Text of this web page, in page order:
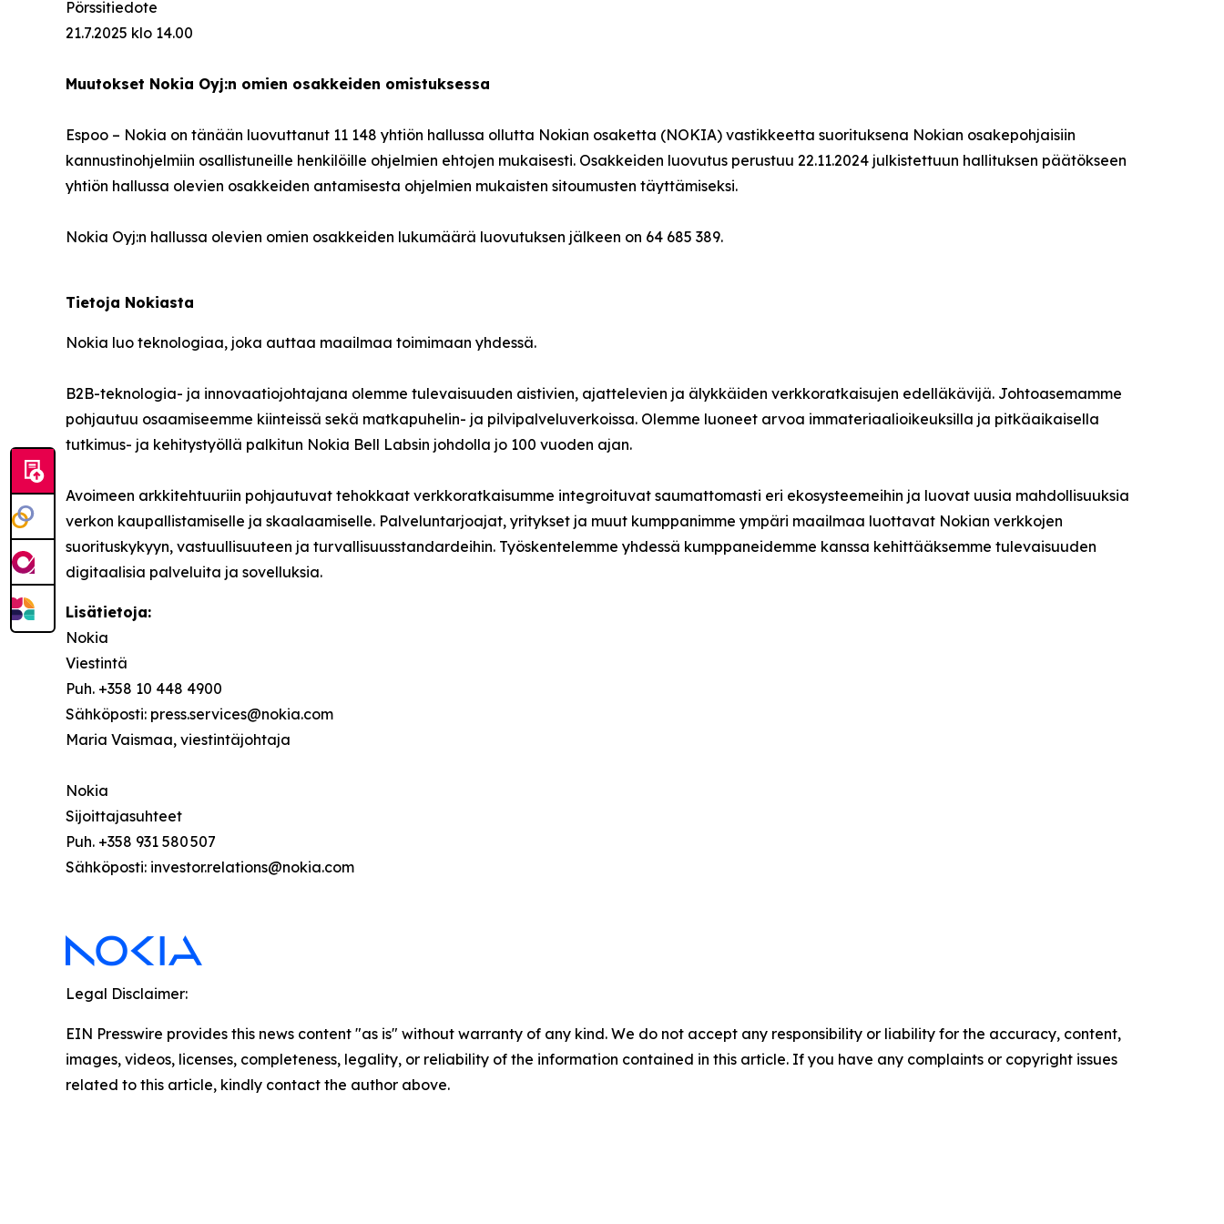
Pörssitiedote
21.7.2025 klo 14.00
Muutokset Nokia Oyj:n omien osakkeiden omistuksessa
Espoo – Nokia on tänään luovuttanut 11 148 yhtiön hallussa ollutta Nokian osaketta (NOKIA) vastikkeetta suorituksena Nokian osakepohjaisiin
kannustinohjelmiin osallistuneille henkilöille ohjelmien ehtojen mukaisesti. Osakkeiden luovutus perustuu 22.11.2024 julkistettuun hallituksen päätökseen
yhtiön hallussa olevien osakkeiden antamisesta ohjelmien mukaisten sitoumusten täyttämiseksi.
Nokia Oyj:n hallussa olevien omien osakkeiden lukumäärä luovutuksen jälkeen on 64 685 389.
Tietoja Nokiasta
Nokia luo teknologiaa, joka auttaa maailmaa toimimaan yhdessä.
B2B-teknologia- ja innovaatiojohtajana olemme tulevaisuuden aistivien, ajattelevien ja älykkäiden verkkoratkaisujen edelläkävijä. Johtoasemamme
pohjautuu osaamiseemme kiinteissä sekä matkapuhelin- ja pilvipalveluverkoissa. Olemme luoneet arvoa immateriaalioikeuksilla ja pitkäaikaisella
tutkimus- ja kehitystyöllä palkitun Nokia Bell Labsin johdolla jo 100 vuoden ajan.
Avoimeen arkkitehtuuriin pohjautuvat tehokkaat verkkoratkaisumme integroituvat saumattomasti eri ekosysteemeihin ja luovat uusia mahdollisuuksia
verkon kaupallistamiselle ja skaalaamiselle. Palveluntarjoajat, yritykset ja muut kumppanimme ympäri maailmaa luottavat Nokian verkkojen
suorituskykyyn, vastuullisuuteen ja turvallisuusstandardeihin. Työskentelemme yhdessä kumppaneidemme kanssa kehittääksemme tulevaisuuden
digitaalisia palveluita ja sovelluksia.
Lisätietoja:
Nokia
Viestintä
Puh. +358 10 448 4900
Sähköposti: press.services@nokia.com
Maria Vaismaa, viestintäjohtaja
Nokia
Sijoittajasuhteet
Puh. +358 931 580 507
Sähköposti: investor.relations@nokia.com
Legal Disclaimer:
EIN Presswire provides this news content "as is" without warranty of any kind. We do not accept any responsibility or liability for the accuracy, content,
images, videos, licenses, completeness, legality, or reliability of the information contained in this article. If you have any complaints or copyright issues
related to this article, kindly contact the author above.